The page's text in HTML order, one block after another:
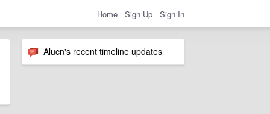
Home Sign Up Sign In
Alucn's recent timeline updates